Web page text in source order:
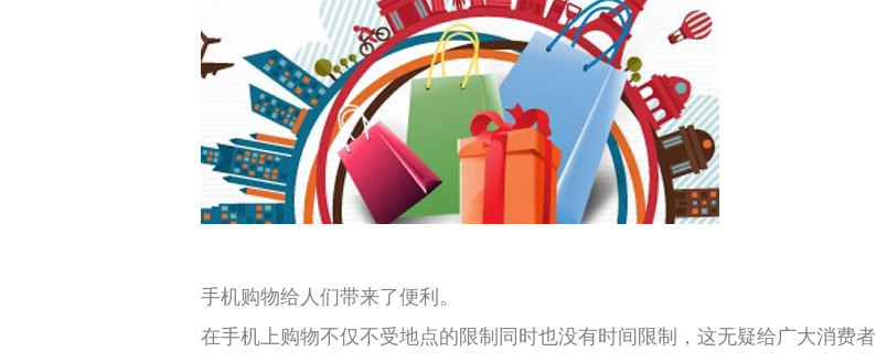
手机购物给人们带来了便利。
在手机上购物不仅不受地点的限制同时也没有时间限制，这无疑给广大消费者